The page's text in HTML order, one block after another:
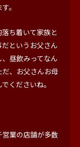
。
ち着いて家族と
というお父さん
昼飲みってなん
、お父さんお母
くださいね。
業の店舗が多数